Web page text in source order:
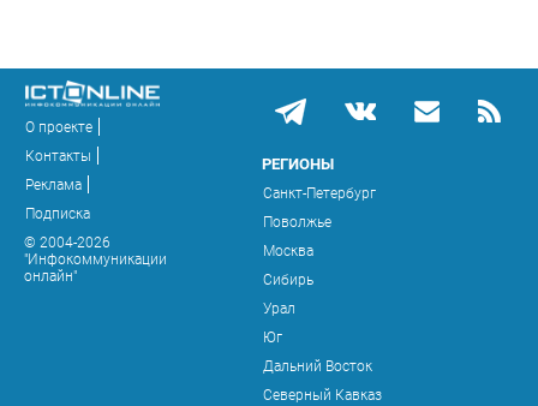
О проекте
Контакты
Реклама
Подписка
© 2004-2026
"Инфокоммуникации
онлайн"
РЕГИОНЫ
Санкт-Петербург
Поволжье
Москва
Сибирь
Урал
Юг
Дальний Восток
Северный Кавказ